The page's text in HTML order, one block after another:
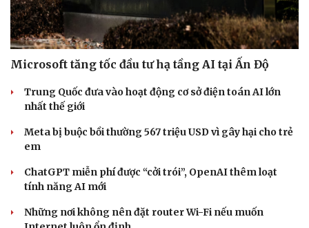
Dinh dưỡng - món ngon
Cây thuốc
Sản phụ khoa
Nhi khoa
Nam khoa
Phòng mạch online
Ăn sạch sống khỏe
Blog
Tình yêu - Gia đình
Microsoft tăng tốc đầu tư hạ tầng AI tại Ấn Độ
Trung Quốc đưa vào hoạt động cơ sở điện toán AI lớn
nhất thế giới
Meta bị buộc bồi thường 567 triệu USD vì gây hại cho trẻ
em
ChatGPT miễn phí được “cởi trói”, OpenAI thêm loạt
tính năng AI mới
Những nơi không nên đặt router Wi-Fi nếu muốn